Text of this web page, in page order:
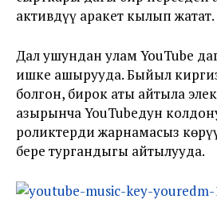
активдүү аракет кылып жатат.
Дал ушундан улам YouTube
ишке ашырууда. Быйыл
болгон, бирок аты айтыла
азырынча YouTubeдун
роликтерди жарнамасыз
бере тургандыгы айтылууда.